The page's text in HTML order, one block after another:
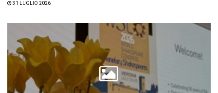
31 LUGLIO 2026